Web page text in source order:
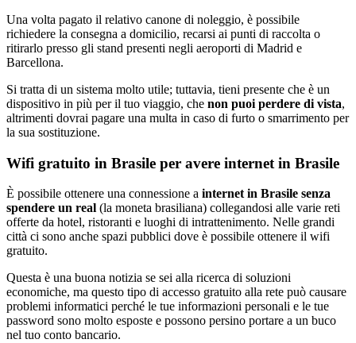
Una volta pagato il relativo canone di noleggio, è possibile
richiedere la consegna a domicilio, recarsi ai punti di raccolta o
ritirarlo presso gli stand presenti negli aeroporti di Madrid e
Barcellona.
Si tratta di un sistema molto utile; tuttavia, tieni presente che è un
dispositivo in più per il tuo viaggio, che non puoi perdere di vista,
altrimenti dovrai pagare una multa in caso di furto o smarrimento per
la sua sostituzione.
Wifi gratuito in Brasile per avere internet in Brasile
È possibile ottenere una connessione a internet in Brasile senza
spendere un real (la moneta brasiliana) collegandosi alle varie reti
offerte da hotel, ristoranti e luoghi di intrattenimento. Nelle grandi
città ci sono anche spazi pubblici dove è possibile ottenere il wifi
gratuito.
Questa è una buona notizia se sei alla ricerca di soluzioni
economiche, ma questo tipo di accesso gratuito alla rete può causare
problemi informatici perché le tue informazioni personali e le tue
password sono molto esposte e possono persino portare a un buco
nel tuo conto bancario.